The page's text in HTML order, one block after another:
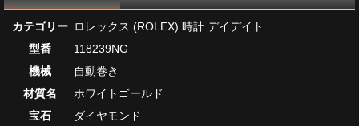
カテゴリー ロレックス (ROLEX) 時計 デイデイト
型番
118239NG
機械
自動巻き
材質名
ホワイトゴールド
宝石
ダイヤモンド